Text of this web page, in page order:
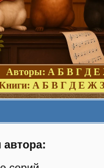
Авторы: А Б В Г Д Е
А Б В Г Д Е Ж З
автора: